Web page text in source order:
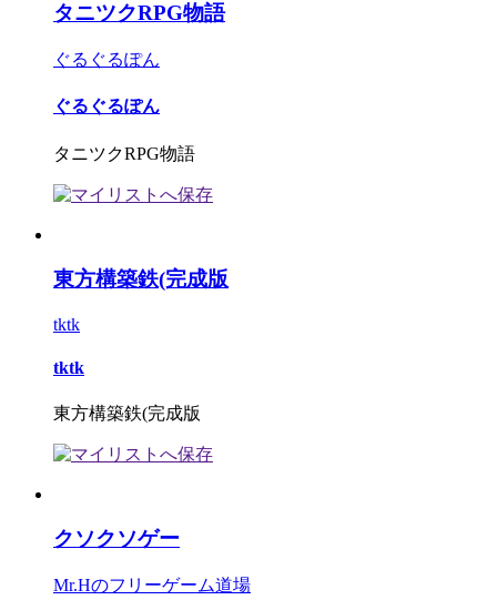
タニツクRPG物語
ぐるぐるぽん
ぐるぐるぽん
タニツクRPG物語
東方構築鉄(完成版
tktk
tktk
東方構築鉄(完成版
クソクソゲー
Mr.Hのフリーゲーム道場